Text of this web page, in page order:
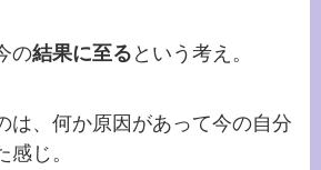
の結果に至る という考え。
は、何か原因があって今の自分
じ。